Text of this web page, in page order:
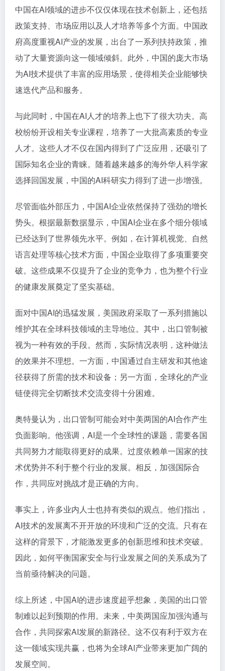
中国在AI领域的进步不仅仅体现在技术创新上，还包括
政策支持、市场应用以及人才培养等多个方面。中国政
府高度重视AI产业的发展，出台了一系列扶持政策，推
动了大量资源向这一领域倾斜。此外，中国的庞大市场
为AI技术提供了丰富的应用场景，使得相关企业能够快
速迭代产品和服务。
与此同时，中国在AI人才的培养上也下了很大功夫。高
校纷纷开设相关专业课程，培养了一大批高素质的专业
人才。这些人才不仅在国内得到了广泛应用，还吸引了
国际知名企业的青睐。随着越来越多的海外华人科学家
选择回国发展，中国的AI科研实力得到了进一步增强。
尽管面临外部压力，中国AI企业依然保持了强劲的增长
势头。根据最新数据显示，中国AI企业在多个细分领域
已经达到了世界领先水平。例如，在计算机视觉、自然
语言处理等核心技术方面，中国企业取得了多项重要突
破。这些成果不仅提升了企业的竞争力，也为整个行业
的健康发展奠定了坚实基础。
面对中国AI的迅猛发展，美国政府采取了一系列措施以
维护其在全球科技领域的主导地位。其中，出口管制被
视为一种有效的手段。然而，实际情况表明，这种做法
的效果并不理想。一方面，中国通过自主研发和其他途
径获得了所需的技术和设备；另一方面，全球化的产业
链使得完全切断技术交流变得十分困难。
奥特曼认为，出口管制可能会对中美两国的AI合作产生
负面影响。他强调，AI是一个全球性的课题，需要各国
共同努力才能取得更好的成果。过度依赖单一国家的技
术优势并不利于整个行业的发展。相反，加强国际合
作，共同应对挑战才是正确的方向。
事实上，许多业内人士也持有类似的观点。他们指出，
AI技术的发展离不开开放的环境和广泛的交流。只有在
这样的背景下，才能激发更多的创新思维和技术突破。
因此，如何平衡国家安全与行业发展之间的关系成为了
当前亟待解决的问题。
综上所述，中国AI的进步速度超乎想象，美国的出口管
制难以起到预期的作用。未来，中美两国应加强沟通与
合作，共同探索AI发展的新路径。这不仅有利于双方在
这一领域实现共赢，也将为全球AI产业带来更加广阔的
发展空间。